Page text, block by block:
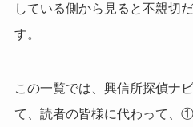
している側から見ると不親切
す。
この一覧では、興信所探偵ナ
て、読者の皆様に代わって